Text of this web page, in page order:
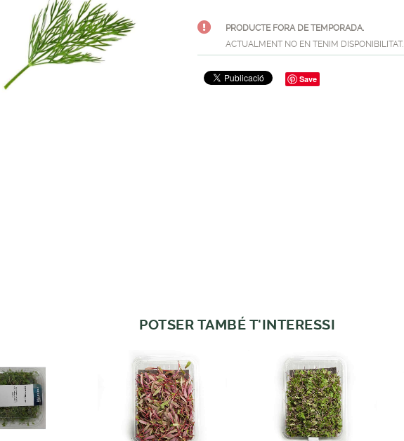
PRODUCTE FORA DE TEMPORADA.
ACTUALMENT NO EN TENIM DISPONIBILITAT.
Save
POTSER TAMBÉ T'INTERESSI